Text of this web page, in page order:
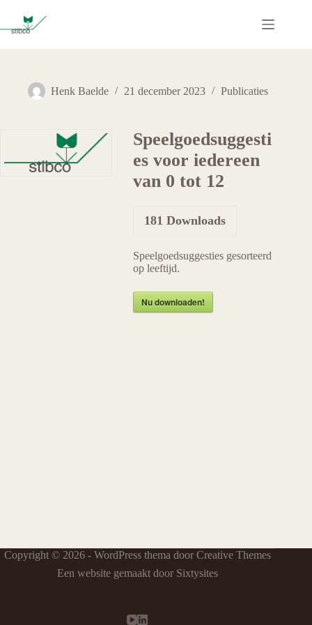
de
Henk Baelde 21 december 2023 Publicaties
Speelgoedsuggesti
es voor iedereen
van 0 tot 12
181 Downloads
Speelgoedsuggesties gesorteerd
op leeftijd.
Nu downloaden!
Copyright © 2026 - WordPress thema door Creative Themes
Een website gemaakt door Sixtysites